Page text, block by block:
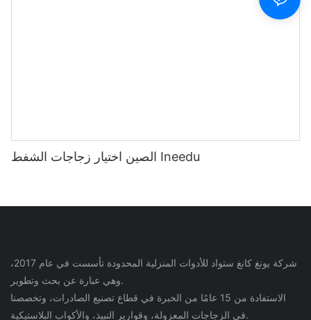
الصين اختيار زجاجات الشفط Ineedu
شركة يونغ كانغ ستواد للأدوات المنزلية المحدودة تأسست في عام 2017،
وهي عبارة عن بحث وتطوير.
الاستفادة من 15 عامًا من الخبرة في قطاع تصنيع الصادرات، وتخصصنا
في الزجاجات المعزولة، وقوارير النبيذ، والأكواب البلاستيكية.